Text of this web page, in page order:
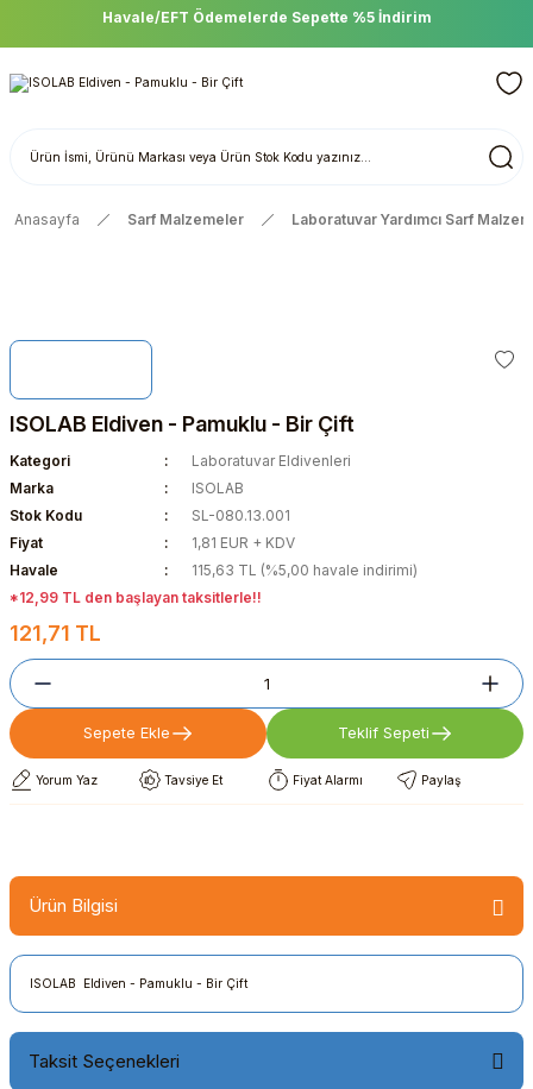
Havale/EFT Ödemelerde Sepette %5 İndirim
Anasayfa Sarf Malzemeler Laboratuvar Yardımcı Sarf
ISOLAB Eldiven - Pamuklu - Bir Çift
Kategori
Laboratuvar Eldivenleri
Marka
ISOLAB
Stok Kodu
SL-080.13.001
Fiyat
1,81 EUR + KDV
Havale
115,63 TL (%5,00 havale indirimi)
*12,99 TL den başlayan taksitlerle!!
121,71 TL
Sepete Ekle Teklif Sepeti
Yorum Yaz Tavsiye Et Fiyat Alarmı Paylaş
Ürün Bilgisi
ISOLAB Eldiven - Pamuklu - Bir Çift
Taksit Seçenekleri